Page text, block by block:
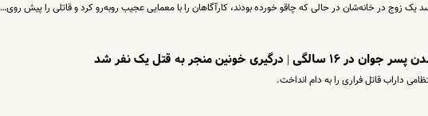
زوج در خانه‌شان در حالی که چاقو خورده بودند، کارآگاهان را با معمایی عجیب روبه‌رو کرد و قاتلی را پیش روی…
سالگی | درگیری خونین منجر به قتل یک نفر شد
داراب قاتل فراری را به دام انداخت.